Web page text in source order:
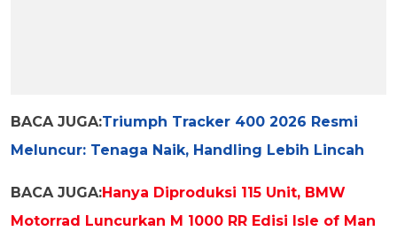
BACA JUGA:Triumph Tracker 400 2026 Resmi
Meluncur: Tenaga Naik, Handling Lebih Lincah
BACA JUGA:Hanya Diproduksi 115 Unit, BMW
Motorrad Luncurkan M 1000 RR Edisi Isle of Man